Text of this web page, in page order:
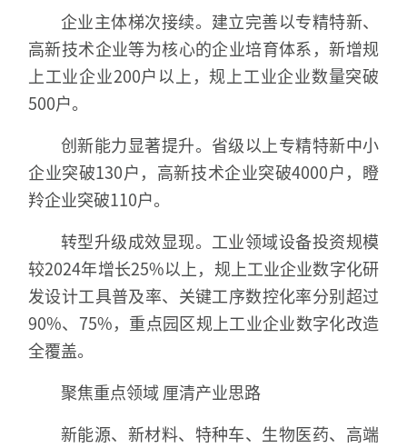
企业主体梯次接续。建立完善以专精特新、
高新技术企业等为核心的企业培育体系，新增规
上工业企业200户以上，规上工业企业数量突破
500户。
创新能力显著提升。省级以上专精特新中小
企业突破130户，高新技术企业突破4000户，瞪
羚企业突破110户。
转型升级成效显现。工业领域设备投资规模
较2024年增长25%以上，规上工业企业数字化研
发设计工具普及率、关键工序数控化率分别超过
90%、75%，重点园区规上工业企业数字化改造
全覆盖。
聚焦重点领域 厘清产业思路
新能源、新材料、特种车、生物医药、高端